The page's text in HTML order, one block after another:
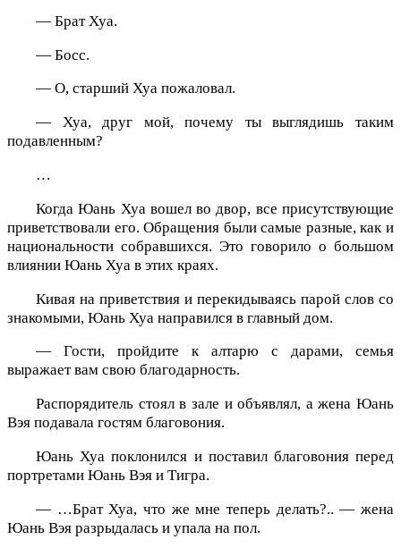
— Брат Хуа.
— Босс.
— О, старший Хуа пожаловал.
— Хуа, друг мой, почему ты выглядишь таким
подавленным?
…
Когда Юань Хуа вошел во двор, все присутствующие
приветствовали его. Обращения были самые разные, как и
национальности собравшихся. Это говорило о большом
влиянии Юань Хуа в этих краях.
Кивая на приветствия и перекидываясь парой слов со
знакомыми, Юань Хуа направился в главный дом.
— Гости, пройдите к алтарю с дарами, семья
выражает вам свою благодарность.
Распорядитель стоял в зале и объявлял, а жена Юань
Вэя подавала гостям благовония.
Юань Хуа поклонился и поставил благовония перед
портретами Юань Вэя и Тигра.
— …Брат Хуа, что же мне теперь делать?.. — жена
Юань Вэя разрыдалась и упала на пол.